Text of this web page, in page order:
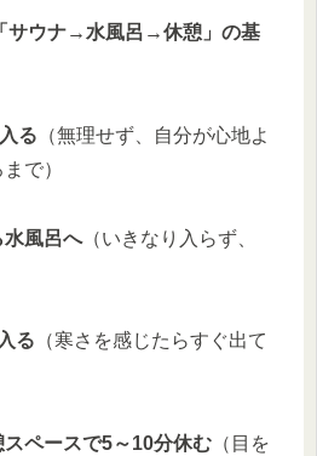
サウナ→水風呂→休憩」の基
る （無理せず、自分が心地よ
で）
水風呂へ（いきなり入らず、
る （寒さを感じたらすぐ出て
ペースで5～10分休む （目を